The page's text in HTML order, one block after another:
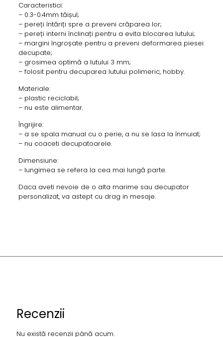
Caracteristici:
– 0.3-0.4mm tăișul;
– pereți întăriți spre a preveni crăparea lor;
– pereți interni înclinați pentru a evita blocarea lutului;
– margini îngroșate pentru a preveni deformarea piesei
decupate;
– grosimea optimă a lutului 3 mm;
– folosit pentru decuparea lutului polimeric, hobby.
Materiale:
– plastic reciclabil;
– nu este alimentar.
Îngrijire:
– a se spala manual cu o perie, a nu se lasa la înmuiat;
– nu coaceti decupatoarele.
Dimensiune:
– lungimea se refera la cea mai lungă parte.
Daca aveti nevoie de o alta marime sau decupator
personalizat, va astept cu drag in mesaje.
Recenzii
Nu există recenzii până acum.